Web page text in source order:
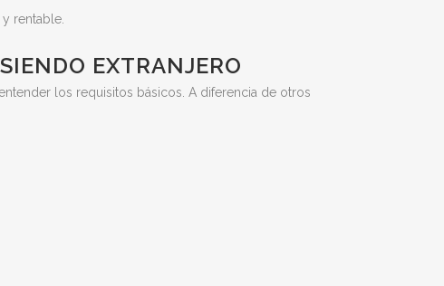
rentable.
EXTRANJERO
los requisitos básicos. A diferencia de otros